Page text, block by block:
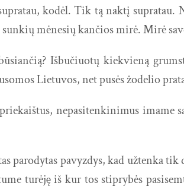
kodėl. Tik tą naktį
mėnesių kančios mirė. Mirė
Išbučiuotų kiekvieną
Lietuvos, net pusės žodelio
nepasitenkinimus imame
parodytas pavyzdys, kad užtenka
turėję iš kur tos stiprybės